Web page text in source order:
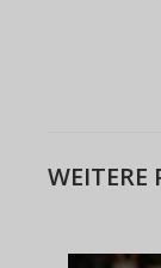
WEITERE